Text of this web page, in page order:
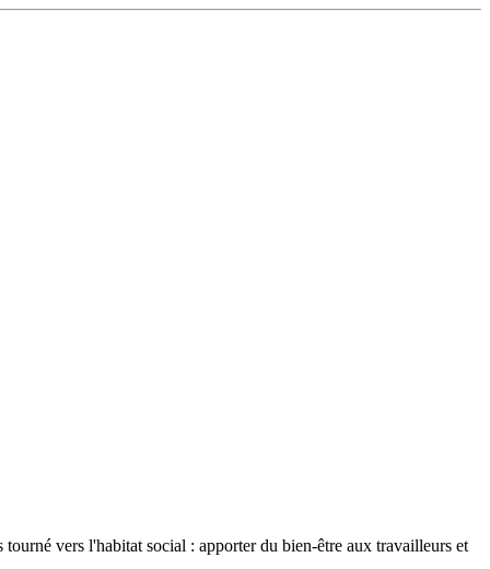
vers l'habitat social : apporter du bien-être aux travailleurs et